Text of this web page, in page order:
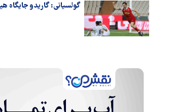
گولسیانی: گاریدو جایگاه